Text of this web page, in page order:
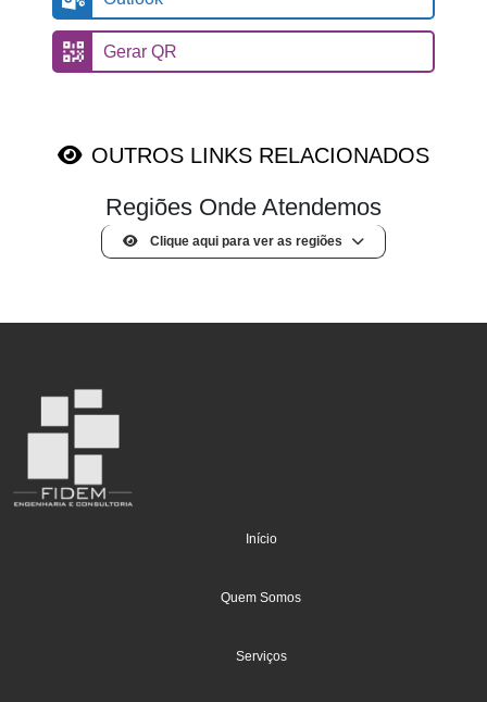
Gerar QR
OUTROS LINKS RELACIONADOS
Regiões Onde Atendemos
Clique aqui para ver as regiões
Início(current)
Quem Somos
Serviços